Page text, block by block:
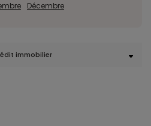
Décembre
immobilier